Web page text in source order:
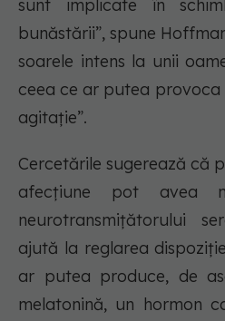
sunt implicate în
bunăstării”, spune
soarele intens la unii
ceea ce ar putea provoca
agitație”.
Cercetările sugerează că
afecțiune pot avea
neurotransmițătorului
ajută la reglarea
ar putea produce, de
melatonină, un hormon